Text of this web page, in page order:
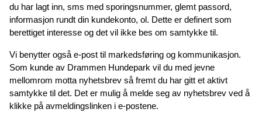
du har lagt inn, sms med sporingsnummer, glemt passord,
informasjon rundt din kundekonto, ol. Dette er definert som
berettiget interesse og det vil ikke bes om samtykke til.
Vi benytter også e-post til markedsføring og kommunikasjon.
Som kunde av Drammen Hundepark vil du med jevne
mellomrom motta nyhetsbrev så fremt du har gitt et aktivt
samtykke til det. Det er mulig å melde seg av nyhetsbrev ved å
klikke på avmeldingslinken i e-postene.